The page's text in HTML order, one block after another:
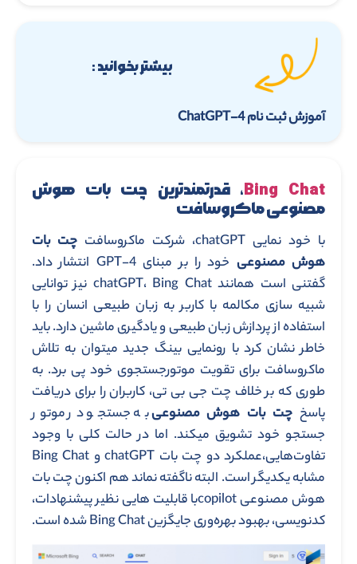
بیشتر بخوانید :
آموزش ثبت نام ChatGPT-4
Bing Chat، قدرتمندترین چت بات هوش
مصنوعی ماکروسافت
با خود نمایی chatGPT، شرکت ماکروسافت
چت بات
هوش مصنوعی
خود را بر مبنای GPT-4 انتشار داد.
گفتنی است همانند chatGPT، Bing Chat نیز توانایی
شبیه سازی مکالمه با کاربر به زبان طبیعی انسان را با
استفاده از پردازش زبان طبیعی و یادگیری ماشین دارد. باید
خاطر نشان کرد با رونمایی بینگ جدید میتوان به تلاش
ماکروسافت برای تقویت موتورجستجوی خود پی برد. به
طوری که بر خلاف چت جی بی تی، کاربران را برای دریافت
پاسخ چت بات هوش مصنوعیبه جستجو در موتور
جستجو خود تشویق میکند. اما در حالت کلی با وجود
تفاوت‌هایی،عملکرد دو چت بات chatGPT و Bing Chat
مشابه یکدیگر است. البته ناگفته نماند هم اکنون چت بات
هوش مصنوعی copilotبا قابلیت هایی نظیر پیشنهادات،
کدنویسی، بهبود بهره‌وری جایگزین Bing Chat شده است.